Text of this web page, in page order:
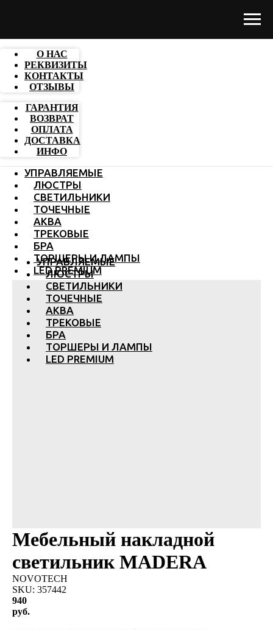
О НАС
РЕКВИЗИТЫ
КОНТАКТЫ
ОТЗЫВЫ
ГАРАНТИЯ
ВОЗВРАТ
ОПЛАТА
ДОСТАВКА
ИНФО
УПРАВЛЯЕМЫЕ
ЛЮСТРЫ
СВЕТИЛЬНИКИ
ТОЧЕЧНЫЕ
АКВА
ТРЕКОВЫЕ
БРА
ТОРШЕРЫ И ЛАМПЫ
LED PREMIUM
УПРАВЛЯЕМЫЕ
ЛЮСТРЫ
СВЕТИЛЬНИКИ
ТОЧЕЧНЫЕ
АКВА
ТРЕКОВЫЕ
БРА
ТОРШЕРЫ И ЛАМПЫ
LED PREMIUM
Мебельный накладной
светильник MADERA
NOVOTECH
SKU: 357442
940
руб.